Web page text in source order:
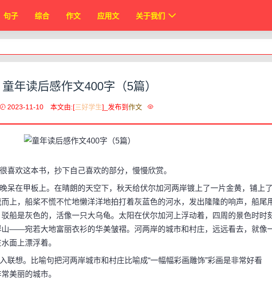
句子 综合 作文 应用文 关于我们
童年读后感作文400字（5篇）
2023-11-10 本文由:[三好学生]_发布到 作文
欢这本书，抄下自己喜欢的部分，慢慢欣赏。
在甲板上。在晴朗的天空下，秋天给伏尔加河两岸镀上了一片金黄，铺上
上，船桨不慌不忙地懒洋洋地拍打着灰蓝色的河水，发出隆隆的响声，船尾
船是灰色的，活像一只大乌龟。太阳在伏尔加河上浮动着，四周的景色时时
——宛若大地富丽衣衫的华美皱褶。河两岸的城市和村庄，远远看去，就像
面上漂浮着。
想。比喻句把河两岸城市和村庄比喻成“一幅幅彩画雕饰”彩画是非常好看
美丽的城市。